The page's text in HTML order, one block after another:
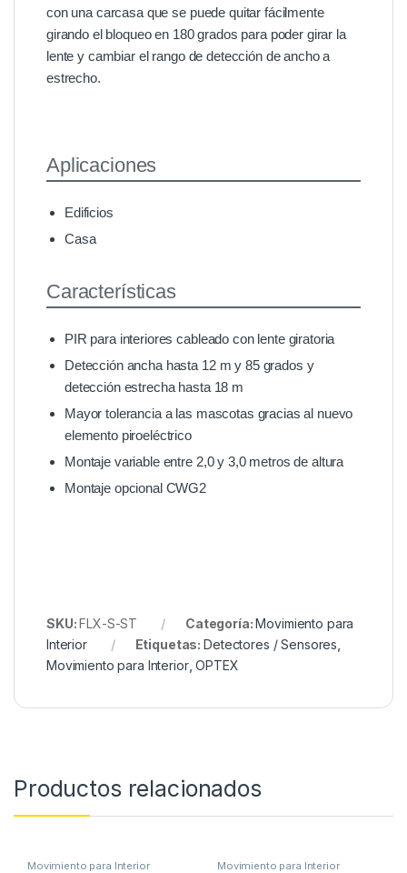
con una carcasa que se puede quitar fácilmente
girando el bloqueo en 180 grados para poder girar la
lente y cambiar el rango de detección de ancho a
estrecho.
Aplicaciones
Edificios
Casa
Características
PIR para interiores cableado con lente giratoria
Detección ancha hasta 12 m y 85 grados y
detección estrecha hasta 18 m
Mayor tolerancia a las mascotas gracias al nuevo
elemento piroeléctrico
Montaje variable entre 2,0 y 3,0 metros de altura
Montaje opcional CWG2
SKU:FLX-S-ST Categoría:Movimiento para
Interior
Etiquetas:Detectores / Sensores
Movimiento para Interior,OPTEX
Productos relacionados
Movimiento para Interior Movimiento para Interior